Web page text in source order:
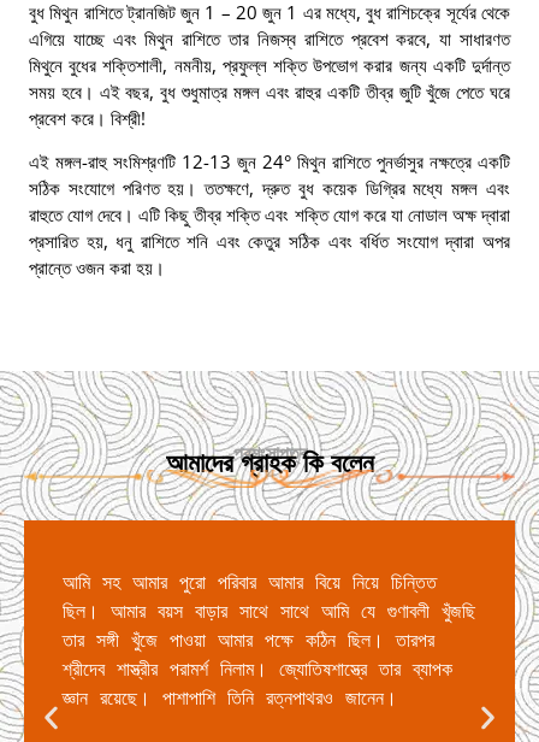
বুধ মিথুন রাশিতে ট্রানজিট জুন 1 – 20 জুন 1 এর মধ্যে, বুধ রাশিচক্রে সূর্যের থেকে
এগিয়ে যাচ্ছে এবং মিথুন রাশিতে তার নিজস্ব রাশিতে প্রবেশ করবে, যা সাধারণত
মিথুনে বুধের শক্তিশালী, নমনীয়, প্রফুল্ল শক্তি উপভোগ করার জন্য একটি দুর্দান্ত
সময় হবে। এই বছর, বুধ শুধুমাত্র মঙ্গল এবং রাহুর একটি তীব্র জুটি খুঁজে পেতে ঘরে
প্রবেশ করে। বিশ্রী!
এই মঙ্গল-রাহু সংমিশ্রণটি 12-13 জুন 24° মিথুন রাশিতে পুনর্ভাসুর নক্ষত্রে একটি
সঠিক সংযোগে পরিণত হয়। ততক্ষণে, দ্রুত বুধ কয়েক ডিগ্রির মধ্যে মঙ্গল এবং
রাহুতে যোগ দেবে। এটি কিছু তীব্র শক্তি এবং শক্তি যোগ করে যা নোডাল অক্ষ দ্বারা
প্রসারিত হয়, ধনু রাশিতে শনি এবং কেতুর সঠিক এবং বর্ধিত সংযোগ দ্বারা অপর
প্রান্তে ওজন করা হয়।
প্রশংসাপত্র
আমাদের গ্রাহক কি বলেন
আমি সহ আমার পুরো পরিবার আমার বিয়ে নিয়ে চিন্তিত
ছিল। আমার বয়স বাড়ার সাথে সাথে আমি যে গুণাবলী খুঁজছি
তার সঙ্গী খুঁজে পাওয়া আমার পক্ষে কঠিন ছিল। তারপর
শ্রীদেব শাস্ত্রীর পরামর্শ নিলাম। জ্যোতিষশাস্ত্রে তার ব্যাপক
জ্ঞান রয়েছে। পাশাপাশি তিনি রত্নপাথরও জানেন।